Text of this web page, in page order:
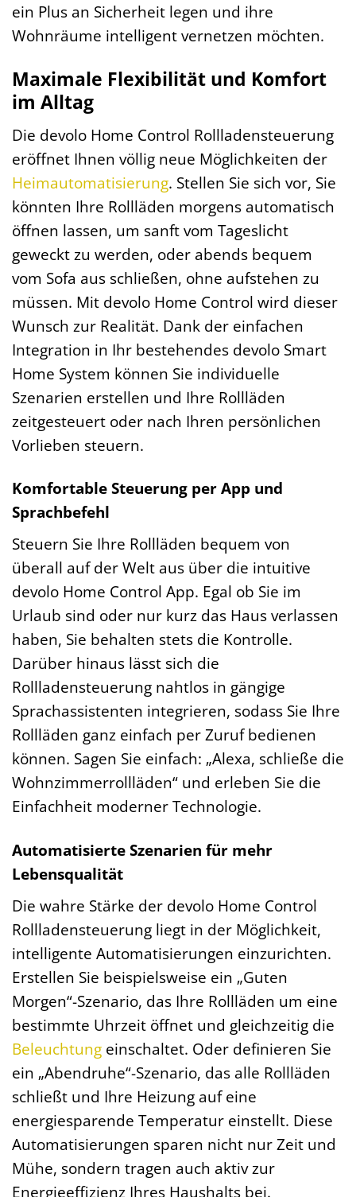
ein Plus an Sicherheit legen und ihre
Wohnräume intelligent vernetzen möchten.
Maximale Flexibilität und Komfort
im Alltag
Die devolo Home Control Rollladensteuerung
eröffnet Ihnen völlig neue Möglichkeiten der
Heimautomatisierung. Stellen Sie sich vor, Sie
könnten Ihre Rollläden morgens automatisch
öffnen lassen, um sanft vom Tageslicht
geweckt zu werden, oder abends bequem
vom Sofa aus schließen, ohne aufstehen zu
müssen. Mit devolo Home Control wird dieser
Wunsch zur Realität. Dank der einfachen
Integration in Ihr bestehendes devolo Smart
Home System können Sie individuelle
Szenarien erstellen und Ihre Rollläden
zeitgesteuert oder nach Ihren persönlichen
Vorlieben steuern.
Komfortable Steuerung per App und
Sprachbefehl
Steuern Sie Ihre Rollläden bequem von
überall auf der Welt aus über die intuitive
devolo Home Control App. Egal ob Sie im
Urlaub sind oder nur kurz das Haus verlassen
haben, Sie behalten stets die Kontrolle.
Darüber hinaus lässt sich die
Rollladensteuerung nahtlos in gängige
Sprachassistenten integrieren, sodass Sie Ihre
Rollläden ganz einfach per Zuruf bedienen
können. Sagen Sie einfach: „Alexa, schließe die
Wohnzimmerrollläden“ und erleben Sie die
Einfachheit moderner Technologie.
Automatisierte Szenarien für mehr
Lebensqualität
Die wahre Stärke der devolo Home Control
Rollladensteuerung liegt in der Möglichkeit,
intelligente Automatisierungen einzurichten.
Erstellen Sie beispielsweise ein „Guten
Morgen“-Szenario, das Ihre Rollläden um eine
bestimmte Uhrzeit öffnet und gleichzeitig die
Beleuchtung einschaltet. Oder definieren Sie
ein „Abendruhe“-Szenario, das alle Rollläden
schließt und Ihre Heizung auf eine
energiesparende Temperatur einstellt. Diese
Automatisierungen sparen nicht nur Zeit und
Mühe, sondern tragen auch aktiv zur
Energieeffizienz Ihres Haushalts bei.